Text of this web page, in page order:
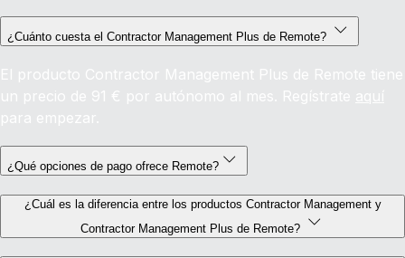
¿Cuánto cuesta el Contractor Management Plus de Remote?
El producto Contractor Management Plus de Remote tiene
un precio de 91 € por autónomo al mes. Regístrate aquí
para empezar.
¿Qué opciones de pago ofrece Remote?
¿Cuál es la diferencia entre los productos Contractor Management y
Contractor Management Plus de Remote?